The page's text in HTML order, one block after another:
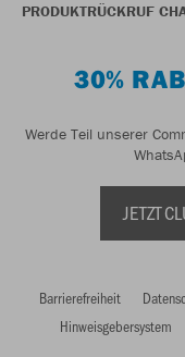
PRODUKTRÜCKRUF
30%
Werde Teil unserer
JETZT
Barrierefreiheit
Hinweisgebersystem